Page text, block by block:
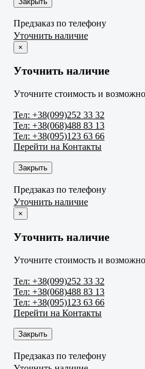
Предзаказ по телефону
Уточнить наличие
×
Уточнить наличие
Уточните стоимость и
Тел: +38(099)252 33 32
Тел: +38(068)488 83 13
Тел: +38(095)123 63 66
Перейти на Контакты
Закрыть
Предзаказ по телефону
Уточнить наличие
×
Уточнить наличие
Уточните стоимость и
Тел: +38(099)252 33 32
Тел: +38(068)488 83 13
Тел: +38(095)123 63 66
Перейти на Контакты
Закрыть
Предзаказ по телефону